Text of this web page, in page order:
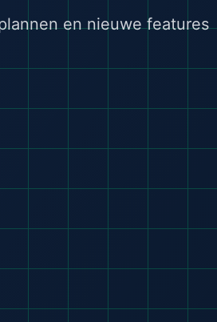
en nieuwe features